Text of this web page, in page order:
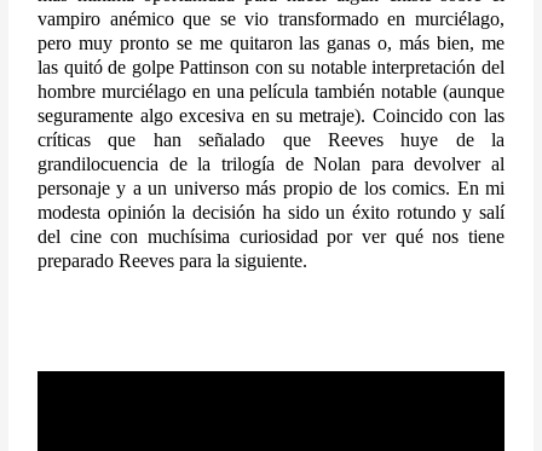
vampiro anémico que se vio transformado en murciélago,
pero muy pronto se me quitaron las ganas o, más bien, me
las quitó de golpe Pattinson con su notable interpretación del
hombre murciélago en una película también notable (aunque
seguramente algo excesiva en su metraje). Coincido con las
críticas que han señalado que Reeves huye de la
grandilocuencia de la trilogía de Nolan para devolver al
personaje y a un universo más propio de los comics. En mi
modesta opinión la decisión ha sido un éxito rotundo y salí
del cine con muchísima curiosidad por ver qué nos tiene
preparado Reeves para la siguiente.